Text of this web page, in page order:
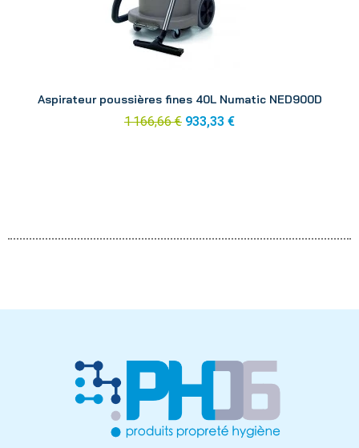
Aspirateur poussières fines 40L Numatic NED900D
1 166,66 € 933,33 €